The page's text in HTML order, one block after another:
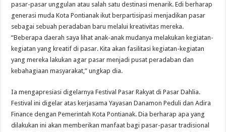
pasar-pasar unggulan atau salah satu destinasi menarik. Edi berharap
generasi muda Kota Pontianak ikut berpartisipasi menjadikan pasar
sebagai sebuah peradaban baru melalui kreativitas mereka.
“Beberapa daerah saya lihat anak-anak mudanya melakukan kegiatan-
kegiatan yang kreatif di pasar. Kita akan fasilitasi kegiatan-kegiatan
yang mereka lakukan agar pasar menjadi pusat peradaban dan
kebahagiaan masyarakat,” ungkap dia.
Ia mengapresiasi digelarnya Festival Pasar Rakyat di Pasar Dahlia.
Festival ini digelar atas kerjasama Yayasan Danamon Peduli dan Adira
Finance dengan Pemerintah Kota Pontianak. Dia berharap apa yang
dilakukan ini akan memberikan manfaat bagi pasar-pasar tradisional